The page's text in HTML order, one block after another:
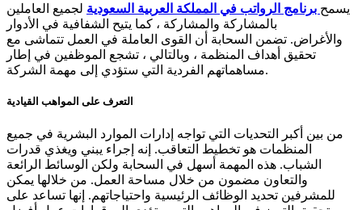
يسمح برنامج الرواتب في المملكة العربية السعودية لجميع العاملين
بالمشاركة والمشاركة ، كما يتيح الشفافية في الأدوار
والأغراض. تضمن السحابة أن القوى العاملة في العمل تتماشى مع
تحقيق أهداف المنظمة ، وبالتالي ، تشجع الموظفين في إطار
مساهماتهم الفردية التي ستؤدي إلى مهمة الشركة.
التعرف على المواهب القيادية
من بين أكبر التحديات التي تواجه إدارات الموارد البشرية في جميع
المنظمات هو تخطيط التعاقب. إنه إجراء يبني ويغذي قدرات
الشباب. هذه المهمة أسهل في السحابة ولكن الوسائط الرائعة
والتعاون مضمون من خلال مساحة العمل. من خلالها يمكن
للمشرفين تحديد الوظائف الرئيسية واحتياجاتهم. إنها تساعد على